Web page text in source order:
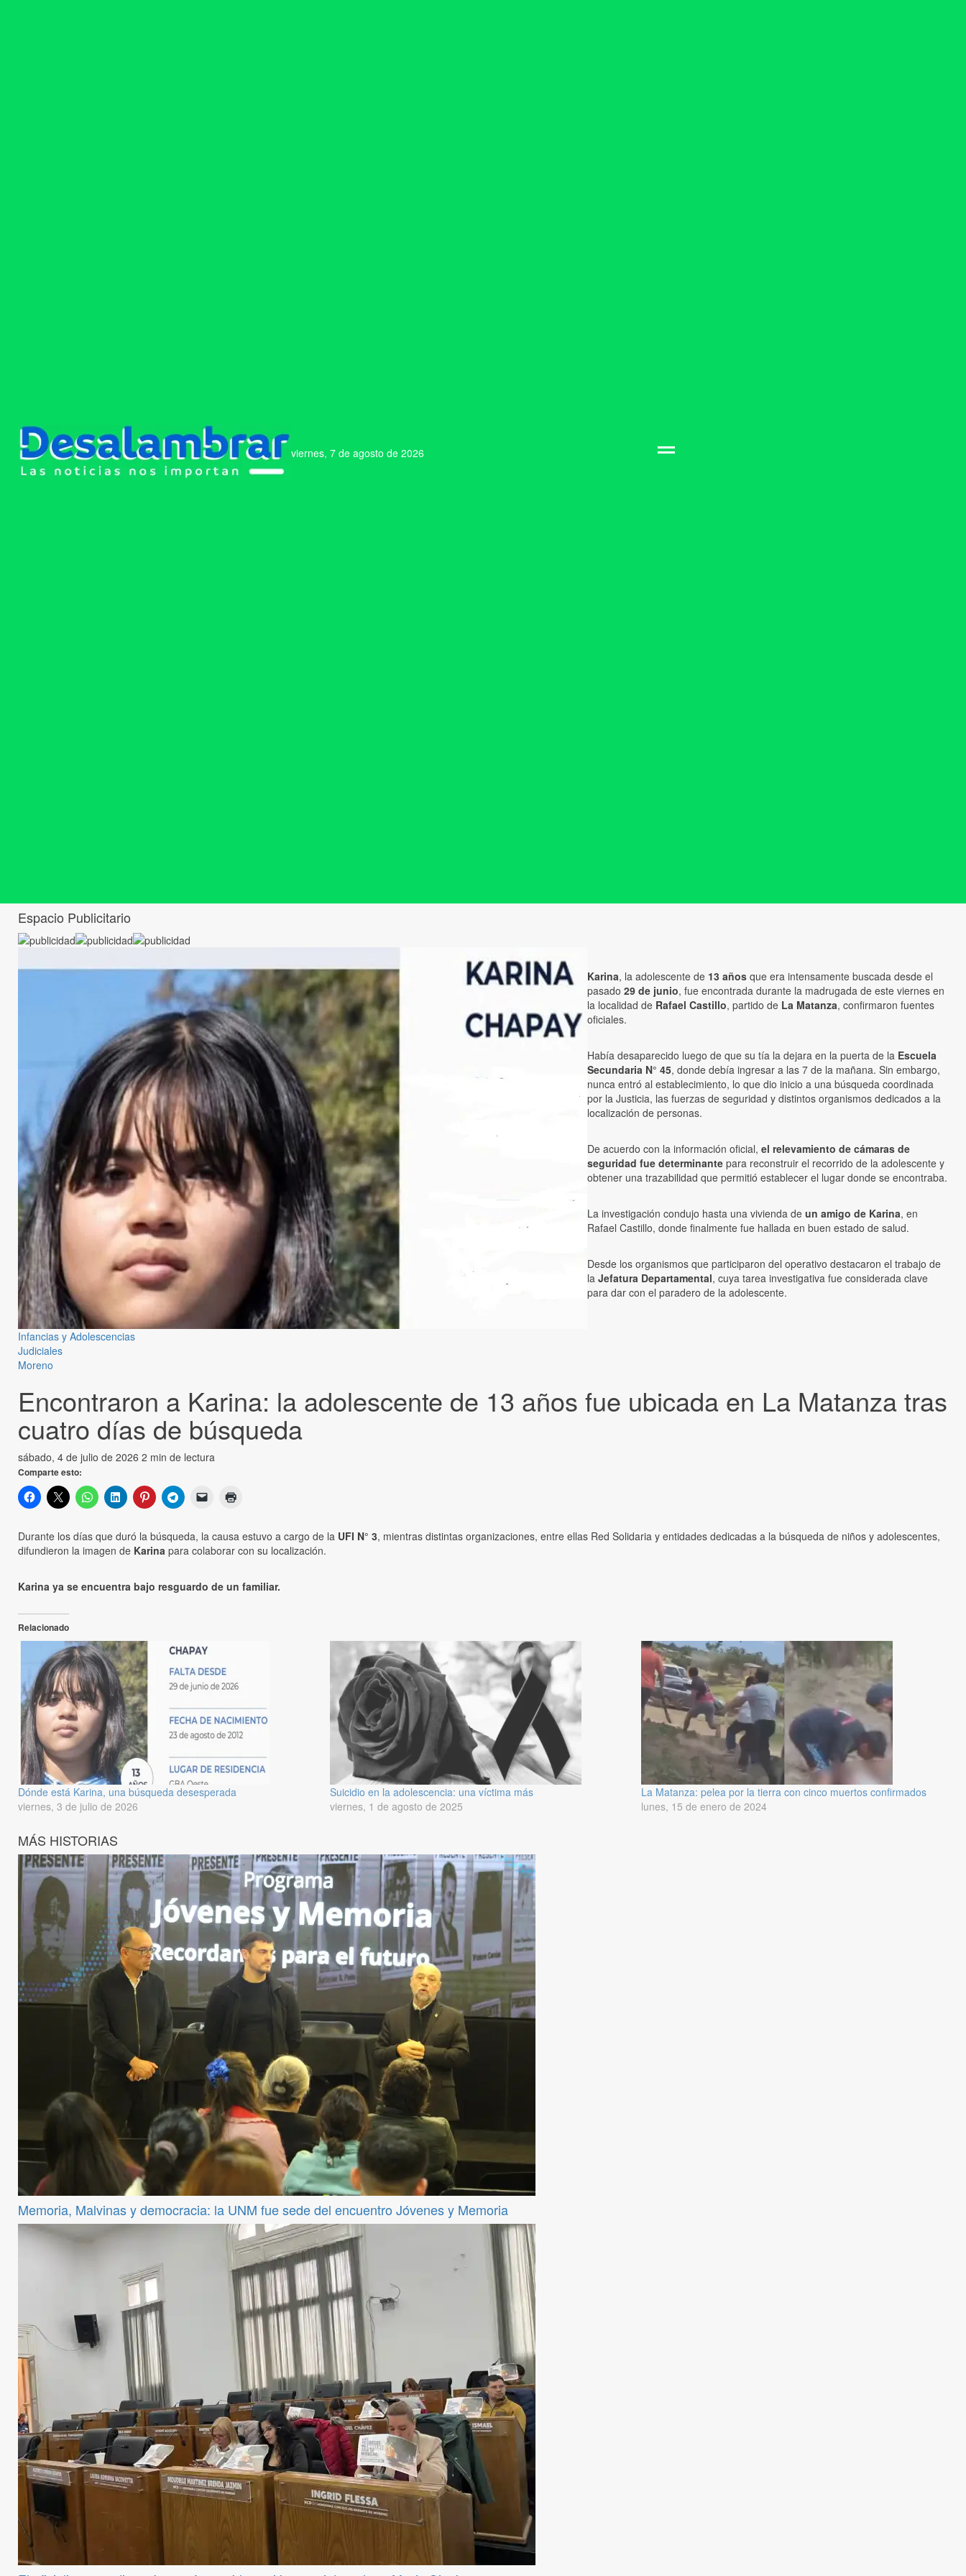
viernes, 7 de agosto de 2026
Espacio Publicitario
Infancias y Adolescencias
Judiciales
Moreno
Encontraron a Karina: la adolescente de 13 años fue ubicada en La Matanza tras
cuatro días de búsqueda
sábado, 4 de julio de 2026 2 min de lectura
Comparte esto:
Karina, la adolescente de 13 años que era intensamente buscada desde el
pasado 29 de junio, fue encontrada durante la madrugada de este viernes en
la localidad de Rafael Castillo, partido de La Matanza, confirmaron fuentes
oficiales.
Había desaparecido luego de que su tía la dejara en la puerta de la Escuela
Secundaria N° 45, donde debía ingresar a las 7 de la mañana. Sin embargo,
nunca entró al establecimiento, lo que dio inicio a una búsqueda coordinada
por la Justicia, las fuerzas de seguridad y distintos organismos dedicados a la
localización de personas.
De acuerdo con la información oficial, el relevamiento de cámaras de
seguridad fue determinante para reconstruir el recorrido de la adolescente y
obtener una trazabilidad que permitió establecer el lugar donde se encontraba.
La investigación condujo hasta una vivienda de un amigo de Karina, en
Rafael Castillo, donde finalmente fue hallada en buen estado de salud.
Desde los organismos que participaron del operativo destacaron el trabajo de
la Jefatura Departamental, cuya tarea investigativa fue considerada clave
para dar con el paradero de la adolescente.
Durante los días que duró la búsqueda, la causa estuvo a cargo de la UFI N° 3, mientras distintas organizaciones, entre ellas Red Solidaria y entidades dedicadas a la búsqueda de niños y adolescentes,
difundieron la imagen de Karina para colaborar con su localización.
Karina ya se encuentra bajo resguardo de un familiar.
Relacionado
Dónde está Karina, una búsqueda desesperada
viernes, 3 de julio de 2026
Suicidio en la adolescencia: una víctima más
viernes, 1 de agosto de 2025
La Matanza: pelea por la tierra con cinco muertos confirmados
lunes, 15 de enero de 2024
MÁS HISTORIAS
Memoria, Malvinas y democracia: la UNM fue sede del encuentro Jóvenes y Memoria